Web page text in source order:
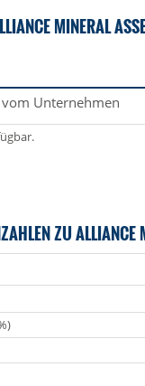
MINERAL
vom Unternehmen
ZU ALLIANCE